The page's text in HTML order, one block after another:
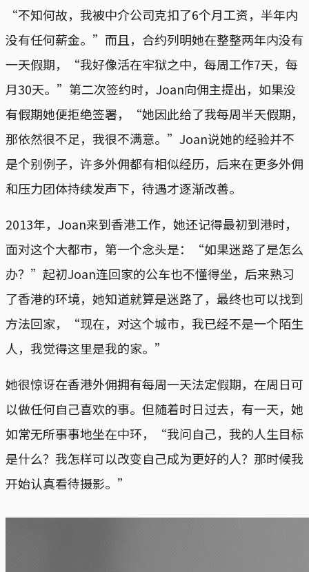
“不知何故，我被中介公司克扣了6个月工资，半年内
没有任何薪金。”而且，合约列明她在整整两年内没有
一天假期，“我好像活在牢狱之中，每周工作7天，每
月30天。”第二次签约时，Joan向佣主提出，如果没
有假期她便拒绝签署，“她因此给了我每周半天假期，
那依然很不足，我很不满意。”Joan说她的经验并不
是个别例子，许多外佣都有相似经历，后来在更多外佣
和压力团体持续发声下，待遇才逐渐改善。
2013年，Joan来到香港工作，她还记得最初到港时，
面对这个大都市，第一个念头是：“如果迷路了是怎么
办？”起初Joan连回家的公车也不懂得坐，后来熟习
了香港的环境，她知道就算是迷路了，最终也可以找到
方法回家，“现在，对这个城市，我已经不是一个陌生
人，我觉得这里是我的家。”
她很惊讶在香港外佣拥有每周一天法定假期，在周日可
以做任何自己喜欢的事。但随着时日过去，有一天，她
如常无所事事地坐在中环，“我问自己，我的人生目标
是什么？我怎样可以改变自己成为更好的人？那时候我
开始认真看待摄影。”